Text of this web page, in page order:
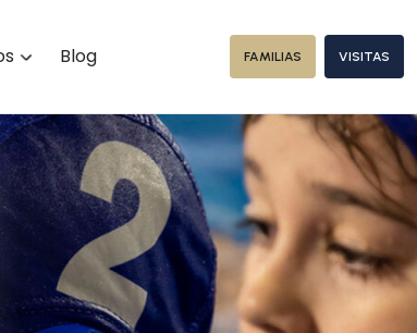
Blog FAMILIAS VISITAS